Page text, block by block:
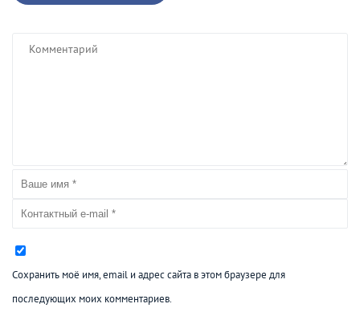
Сохранить моё имя, email и адрес сайта в этом браузере для
последующих моих комментариев.